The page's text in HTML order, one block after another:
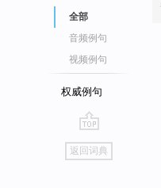
全部
音频例句
视频例句
权威例句
go
top
返回词典